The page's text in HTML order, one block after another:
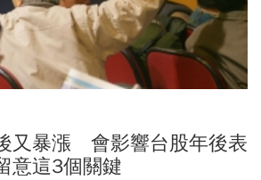
又暴漲 會影響台股年後表
意這3個關鍵